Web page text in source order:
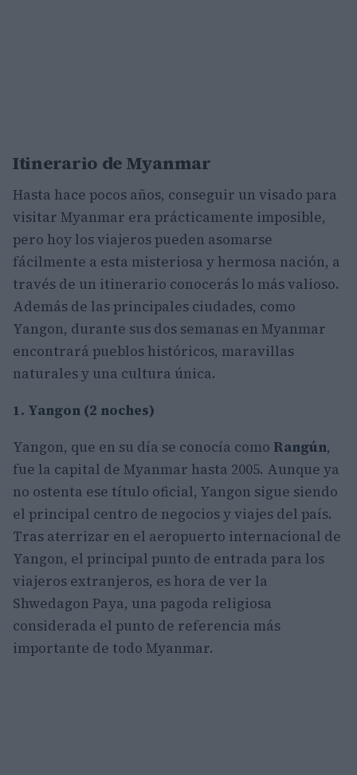
Itinerario de Myanmar
Hasta hace pocos años, conseguir un visado para
visitar Myanmar era prácticamente imposible,
pero hoy los viajeros pueden asomarse
fácilmente a esta misteriosa y hermosa nación, a
través de un itinerario conocerás lo más valioso.
Además de las principales ciudades, como
Yangon, durante sus dos semanas en Myanmar
encontrará pueblos históricos, maravillas
naturales y una cultura única.
1. Yangon (2 noches)
Yangon, que en su día se conocía como Rangún,
fue la capital de Myanmar hasta 2005. Aunque ya
no ostenta ese título oficial, Yangon sigue siendo
el principal centro de negocios y viajes del país.
Tras aterrizar en el aeropuerto internacional de
Yangon, el principal punto de entrada para los
viajeros extranjeros, es hora de ver la
Shwedagon Paya, una pagoda religiosa
considerada el punto de referencia más
importante de todo Myanmar.